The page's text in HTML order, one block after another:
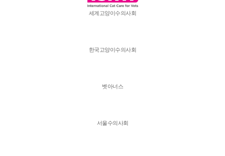
세계고양이수의사회
한국고양이수의사회
벳아너스
서울수의사회